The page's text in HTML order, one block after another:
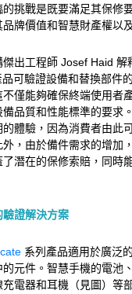
的挑戰是既要滿足其保修
牌價值和智慧財產權以
出工程師 Josef Haid 解
品可驗證設備和替換部件
僅能夠確保終端使用者
品質和性能標準的要求
體驗，因為消費者由此
，由於備件需求的增加
潛在的保修索賠，同時
證解決方案
系列產品適用於廣泛
元件。智慧手機的電池
電器和耳機（見圖）等